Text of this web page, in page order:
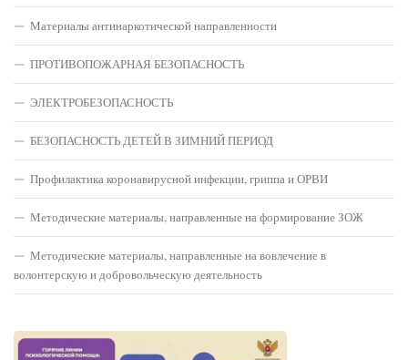
Материалы антинаркотической направленности
ПРОТИВОПОЖАРНАЯ БЕЗОПАСНОСТЬ
ЭЛЕКТРОБЕЗОПАСНОСТЬ
БЕЗОПАСНОСТЬ ДЕТЕЙ В ЗИМНИЙ ПЕРИОД
Профилактика коронавирусной инфекции, гриппа и ОРВИ
Методические материалы, направленные на формирование ЗОЖ
Методические материалы, направленные на вовлечение в
волонтерскую и добровольческую деятельность